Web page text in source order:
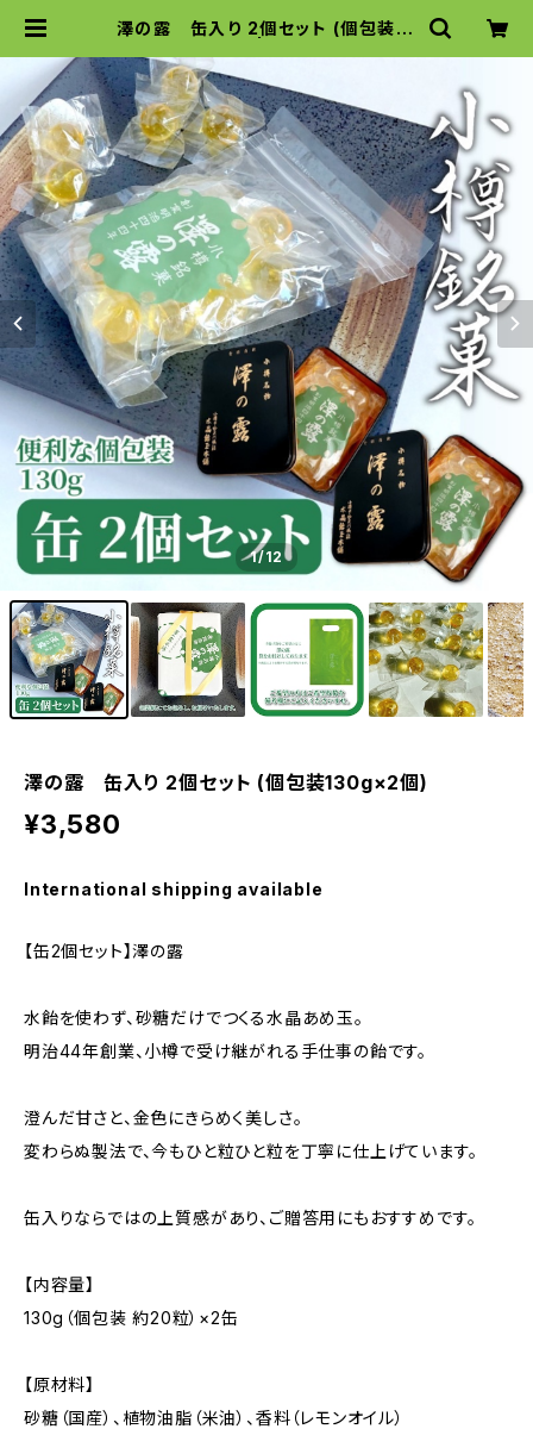
澤の露 缶入り 2個セット (個包装13
1/12
澤の露 缶入り 2個セット (個包装130g×2個)
¥3,580
International shipping available
【缶2個セット】澤の露
水飴を使わず、砂糖だけでつくる水晶あめ玉。
明治44年創業、小樽で受け継がれる手仕事の飴です。
澄んだ甘さと、金色にきらめく美しさ。
変わらぬ製法で、今もひと粒ひと粒を丁寧に仕上げています。
缶入りならではの上質感があり、ご贈答用にもおすすめです。
【内容量】
130g（個包装 約20粒）×2缶
【原材料】
砂糖（国産）、植物油脂（米油）、香料（レモンオイル）